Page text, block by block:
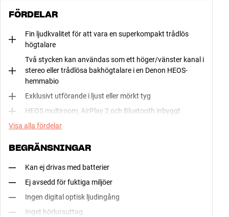
FÖRDELAR
Fin ljudkvalitet för att vara en superkompakt trådlös
högtalare
Två stycken kan användas som ett höger/vänster kanal i
stereo eller trådlösa bakhögtalare i en Denon HEOS-
hemmabio
Exklusivt utförande i ljust eller mörkt tyg
HEOS multiroom, AirPlay 2 och Bluetooth inbyggt
Visa alla fördelar
BEGRÄNSNINGAR
Kan ej drivas med batterier
Ej avsedd för fuktiga miljöer
Ingen digital optisk ljudingång
Inget hörlursuttag